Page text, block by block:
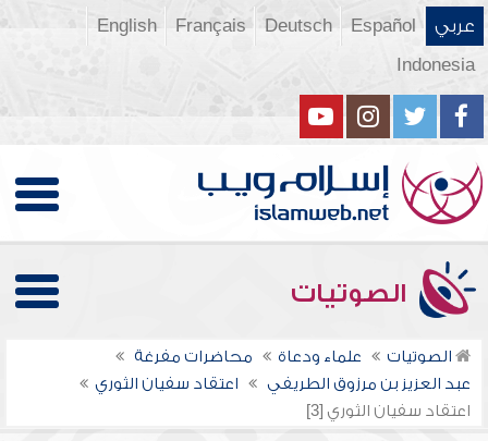
عربي Español
Deutsch
Français
English
Indonesia
الصوتيات
الصوتيات علماء ودعاة
محاضرات مفرغة
عبد العزيز بن مرزوق الطريفي
اعتقاد سفيان الثوري
اعتقاد سفيان الثوري [3]